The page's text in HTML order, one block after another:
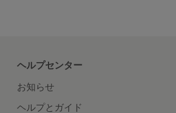
ヘルプセンター
お知らせ
ヘルプとガイド